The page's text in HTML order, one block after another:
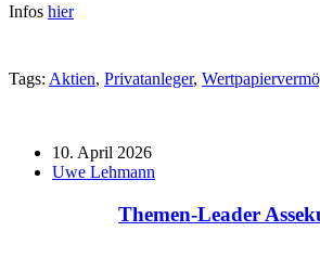
Infos hier
Tags: Aktien, Privatanleger,
10. April 2026
Uwe Lehmann
Themen-Leader